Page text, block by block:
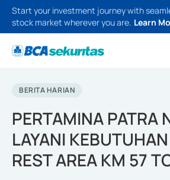
Start your investment journey with
stock market wherever you are. Learn
BERITA HARIAN
PERTAMINA PATRA
LAYANI
REST AREA KM 57